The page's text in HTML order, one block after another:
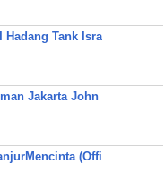
Tank Isra
Jakarta John
(Offi